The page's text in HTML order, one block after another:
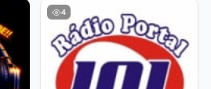
4